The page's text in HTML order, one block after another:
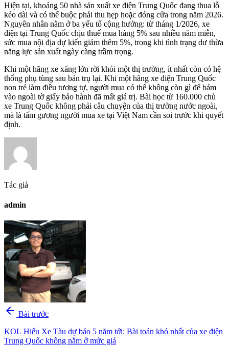
Hiện tại, khoảng 50 nhà sản xuất xe điện Trung Quốc đang thua lỗ
kéo dài và có thể buộc phải thu hẹp hoặc đóng cửa trong năm 2026.
Nguyên nhân nằm ở ba yếu tố cộng hưởng: từ tháng 1/2026, xe
điện tại Trung Quốc chịu thuế mua hàng 5% sau nhiều năm miễn,
sức mua nội địa dự kiến giảm thêm 5%, trong khi tình trạng dư thừa
năng lực sản xuất ngày càng trầm trọng.
Khi một hãng xe xăng lớn rời khỏi một thị trường, ít nhất còn có hệ
thống phụ tùng sau bán trụ lại. Khi một hãng xe điện Trung Quốc
non trẻ làm điều tương tự, người mua có thể không còn gì để bám
vào ngoài tờ giấy bảo hành đã mất giá trị. Bài học từ 160.000 chủ
xe Trung Quốc không phải câu chuyện của thị trường nước ngoài,
mà là tấm gương người mua xe tại Việt Nam cần soi trước khi quyết
định.
Tác giả
admin
arrow_back Bài trước
KOL Hiếu Xe Tàu dự báo 5 năm tới: Bài toán khó nhất của xe điện
Trung Quốc không nằm ở mức giá